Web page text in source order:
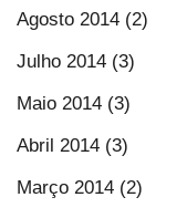
Agosto 2014 (2)
Julho 2014 (3)
Maio 2014 (3)
Abril 2014 (3)
Março 2014 (2)